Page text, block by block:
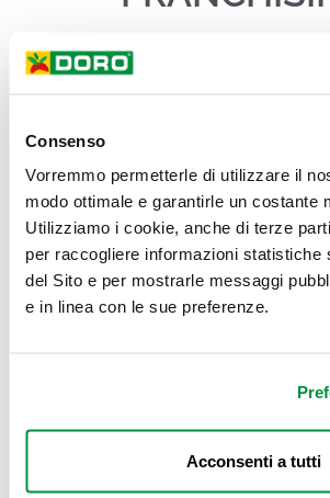
Consenso
Vorremmo permetterle di utilizzare il
modo ottimale e garantirle un costante
Utilizziamo i cookie, anche di terze
per raccogliere informazioni statistiche
del Sito e per mostrarle messaggi
e in linea con le sue preferenze.
Acconsenti a tutti
Doro Supermercati vuole essere
il punto
quartiere.
I nostri sono negozi gestiti da
territorio, attenti all’innovazione, sempre
senza perdere di vista la quotidianità e la
Chi entra da DORO può trovare tutti i
“freschissimi”:
Macelleria, servita e/o confezionata.
pratico self-service.
Frutta e verdura con particolare
del territorio.